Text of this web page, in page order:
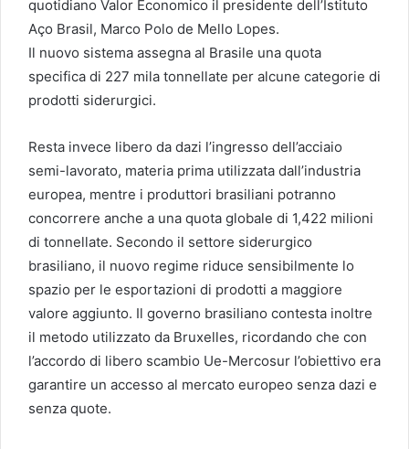
quotidiano Valor Economico il presidente dell’Istituto
Aço Brasil, Marco Polo de Mello Lopes.
Il nuovo sistema assegna al Brasile una quota
specifica di 227 mila tonnellate per alcune categorie di
prodotti siderurgici.
Resta invece libero da dazi l’ingresso dell’acciaio
semi-lavorato, materia prima utilizzata dall’industria
europea, mentre i produttori brasiliani potranno
concorrere anche a una quota globale di 1,422 milioni
di tonnellate. Secondo il settore siderurgico
brasiliano, il nuovo regime riduce sensibilmente lo
spazio per le esportazioni di prodotti a maggiore
valore aggiunto. Il governo brasiliano contesta inoltre
il metodo utilizzato da Bruxelles, ricordando che con
l’accordo di libero scambio Ue-Mercosur l’obiettivo era
garantire un accesso al mercato europeo senza dazi e
senza quote.